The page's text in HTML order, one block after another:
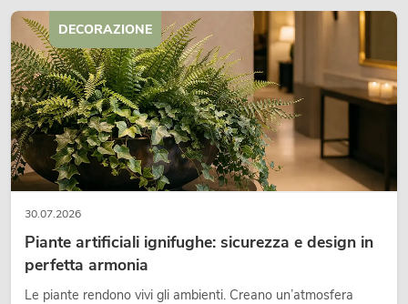
30.07.2026
Piante artificiali ignifughe: sicurezza e design in
perfetta armonia
Le piante rendono vivi gli ambienti. Creano un’atmosfera
DECORAZIONE